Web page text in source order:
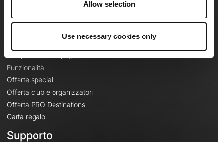
Allow selection
Use necessary cookies only
Le Mag'
Funzionalità
Offerte speciali
Offerta club e organizzatori
Offerta PRO Destinations
Carta regalo
Supporto